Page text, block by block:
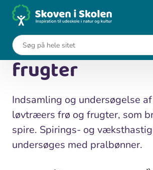
... Undervisningsforløb Spiring af frø og
Spiring af frø
frugter
Indsamling og undersøgelse
løvtræers frø og frugter, som
spire. Spirings- og
undersøges med pralbønner.